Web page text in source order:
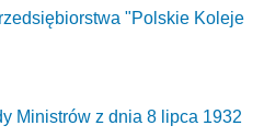
"Polskie Koleje
Ministrów z dnia 8 lipca 1932